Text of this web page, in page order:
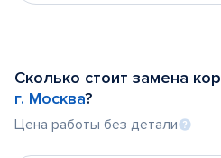
Сколько стоит замена
г. Москва?
Цена работы без детали